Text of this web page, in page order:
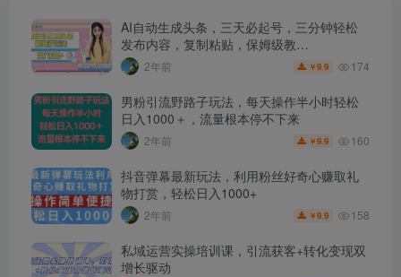
AI自动生成头条，三天必起号，三分钟轻松
发布内容，复制粘贴，保姆级教…
2年前 ￥9.9 174
男粉引流野路子玩法，每天操作半小时轻松
日入1000＋，流量根本停不下来
2年前 ￥9.9 160
抖音弹幕最新玩法，利用粉丝好奇心赚取礼
物打赏，轻松日入1000+
2年前 ￥9.9 158
私域运营实操培训课，引流获客+转化变现双
增长驱动